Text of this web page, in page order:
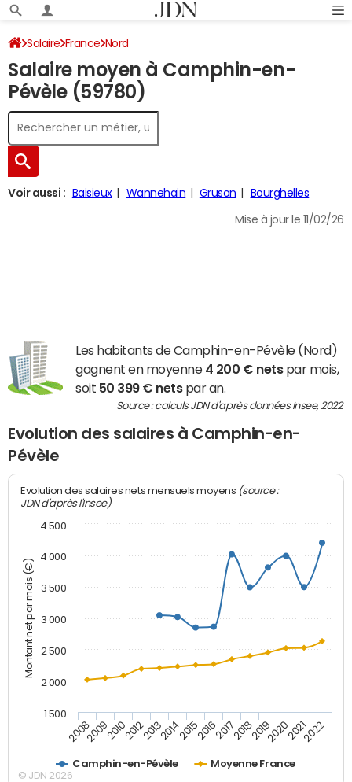
Salaire France Nord
Salaire moyen à Camphin-en-
Pévèle (59780)
Voir aussi : Baisieux Wannehain Gruson Bourghelles
Mise à jour le 11/02/26
Les habitants de Camphin-en-Pévèle (Nord)
gagnent en moyenne 4 200 € netspar mois,
soit 50 399 € netspar an.
Source : calculs JDN d'après données Insee, 2022
Evolution des salaires à Camphin-en-
Pévèle
Montant net par mois (€)
Evolution des salaires nets mensuels moyens (source :
JDN d'après l'Insee)
Camphin-en-Pévèle Moyenne France
20082009201020122013201420152016201720182019202020212022
1 500
2 000
2 500
3 000
3 500
4 000
4 500
© JDN 2026